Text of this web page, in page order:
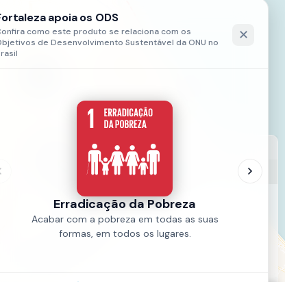
Ação relevante - Educação
A INICIAR (3)
FINALIZADO (7)